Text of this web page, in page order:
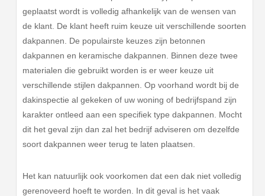
geplaatst wordt is volledig afhankelijk van de wensen van
de klant. De klant heeft ruim keuze uit verschillende soorten
dakpannen. De populairste keuzes zijn betonnen
dakpannen en keramische dakpannen. Binnen deze twee
materialen die gebruikt worden is er weer keuze uit
verschillende stijlen dakpannen. Op voorhand wordt bij de
dakinspectie al gekeken of uw woning of bedrijfspand zijn
karakter ontleed aan een specifiek type dakpannen. Mocht
dit het geval zijn dan zal het bedrijf adviseren om dezelfde
soort dakpannen weer terug te laten plaatsen.
Het kan natuurlijk ook voorkomen dat een dak niet volledig
gerenoveerd hoeft te worden. In dit geval is het vaak